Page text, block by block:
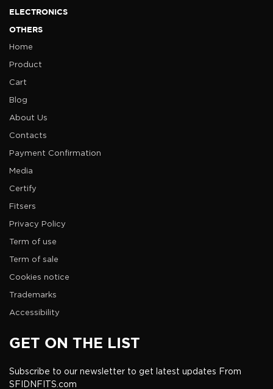
ELECTRONICS
OTHERS
Home
Product
Cart
Blog
About Us
Contacts
Payment Confirmation
Media
Certify
Fitsers
Privacy Policy
Term of use
Term of sale
Cookies notice
Trademarks
Accessibility
GET ON THE LIST
Subscribe to our newsletter to get latest updates From
SFIDNFITS.com